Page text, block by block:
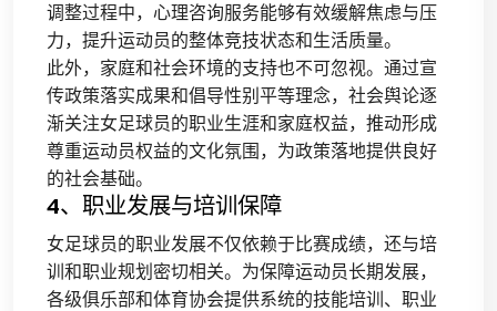
调整过程中，心理咨询服务能够有效缓解焦虑与压
力，提升运动员的整体竞技状态和生活质量。
此外，家庭和社会环境的支持也不可忽视。通过宣
传政策落实成果和倡导性别平等理念，社会舆论逐
渐关注女足球员的职业生涯和家庭权益，推动形成
尊重运动员权益的文化氛围，为政策落地提供良好
的社会基础。
4、职业发展与培训保障
女足球员的职业发展不仅依赖于比赛成绩，还与培
训和职业规划密切相关。为保障运动员长期发展，
各级俱乐部和体育协会提供系统的技能培训、职业